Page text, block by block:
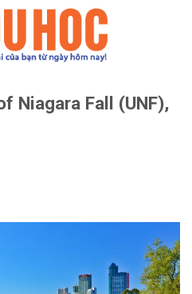
Niagara Fall (UNF),